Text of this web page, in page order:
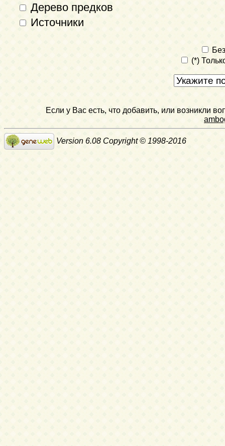
Дерево предков
Источники
(*)
Если у Вас есть, что добавить, или возникли
Version 6.08 Copyright © 1998-2016